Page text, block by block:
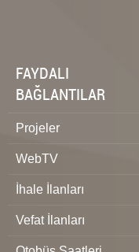
FAYDALI
BAĞLANTILAR
Projeler
WebTV
İhale İlanları
Vefat İlanları